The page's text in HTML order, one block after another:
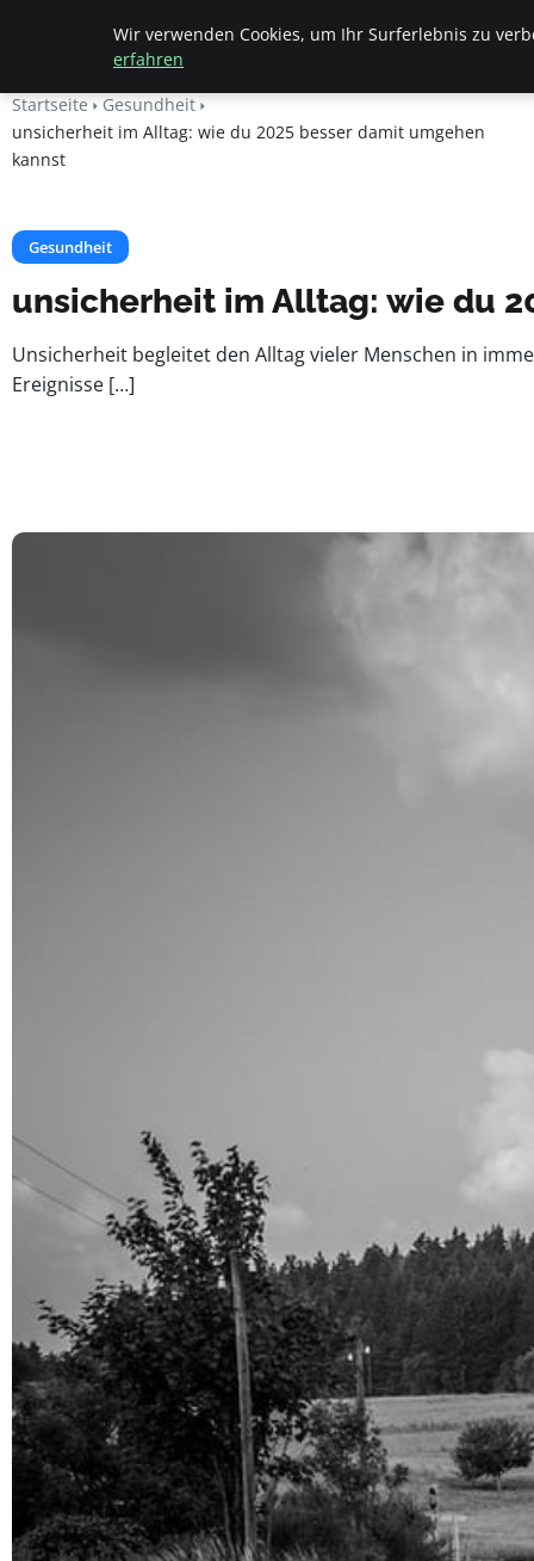
Geheimesleben
Startseite
Gesundheit
unsicherheit im Alltag: wie du 2025 besser damit umgehen
kannst
Gesundheit
unsicherheit im Alltag: wie du
Unsicherheit begleitet den Alltag vieler Menschen in
Ereignisse […]
Wir verwenden Cookies, um Ihr Surferlebnis zu
erfahren